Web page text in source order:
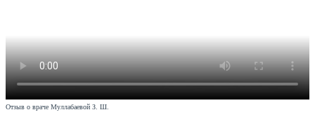
Отзыв о враче Муллабаевой З. Ш.